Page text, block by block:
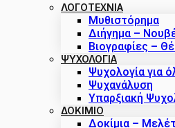
ΛΟΓΟΤΕΧΝΙΑ
Μυθιστόρημα
Διήγημα –
Βιογραφίες –
ΨΥΧΟΛΟΓΙΑ
Ψυχολογία για
Ψυχανάλυση
Υπαρξιακή
ΔΟΚΊΜΙΟ
Δοκίμια –